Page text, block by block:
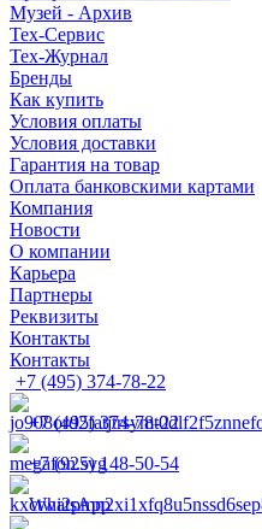
Музей - Архив
Tex-Сервис
Тех-Журнал
Бренды
Как купить
Условия оплаты
Условия доставки
Гарантия на товар
Оплата банковскими картами
Компания
Новости
О компании
Карьера
Партнеры
Реквизиты
Контакты
Контакты
+7 (495) 374-78-22
+7 (495) 374-78-22
+7 (925) 148-50-54
WhatsApp